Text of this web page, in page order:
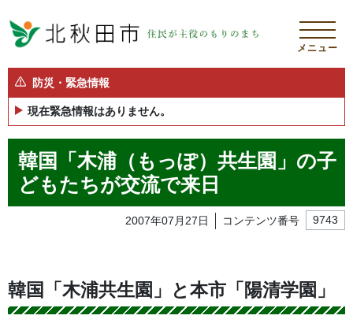
メニュー
防災・緊急情報
現在緊急情報はありません。
韓国「木浦（もっぽ）共生園」の子
どもたちが交流で来日
2007年07月27日 コンテンツ番号 9743
韓国「木浦共生園」と本市「陽清学園」